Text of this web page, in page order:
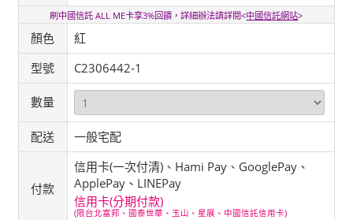
刷中國信託 ALL ME卡享3%回饋，詳細辦法請詳閱<中國信託網站>
顏色
紅
型號
C2306442-1
數量
配送 一般宅配
付款
信用卡(一次付清)、Hami Pay、GooglePay、
ApplePay、LINEPay
信用卡(分期付款)
(限台北富邦、國泰世華、玉山、星展、中國信託信用卡)